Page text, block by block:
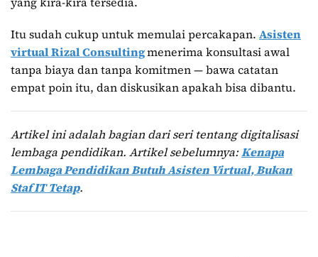
Itu sudah cukup untuk memulai percakapan. Asisten
virtual Rizal Consultingmenerima konsultasi awal
tanpa biaya dan tanpa komitmen — bawa catatan
empat poin itu, dan diskusikan apakah bisa dibantu.
Artikel ini adalah bagian dari seri tentang digitalisasi
lembaga pendidikan. Artikel sebelumnya:Kenapa
Lembaga Pendidikan Butuh Asisten Virtual, Bukan
Staf IT Tetap.